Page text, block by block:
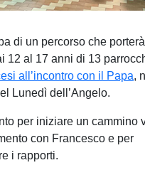
di un percorso che
12 al 17 anni di 13
all’incontro con il Papa,
Lunedì dell’Angelo.
per iniziare un cammino
con Francesco e per
i rapporti.